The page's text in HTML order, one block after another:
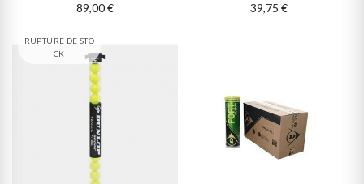
89,00 € 39,75 €
RUPTURE DE STO
CK